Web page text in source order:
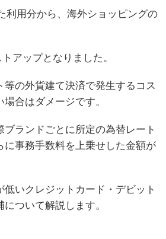
利用分から、海外ショッピングの
アップとなりました。
の外貨建て決済で発生するコス
合はダメージです。
ランドごとに所定の為替レート
事務手数料を上乗せした金額が
いクレジットカード・デビット
ついて解説します。